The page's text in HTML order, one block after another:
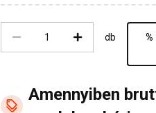
db
Amennyiben